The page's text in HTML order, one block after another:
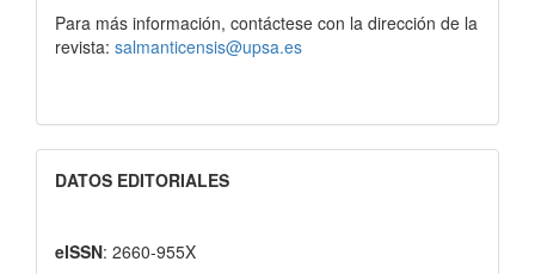
Para más información, contáctese con la dirección de la
revista: salmanticensis@upsa.es
DATOS EDITORIALES
eISSN: 2660-955X